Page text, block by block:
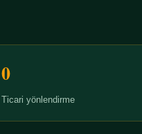
0
Ticari yönlendirme